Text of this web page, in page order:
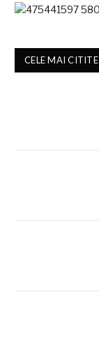
CELE MAI CITITE